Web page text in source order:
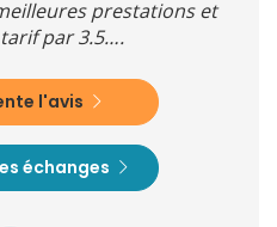
prestations et
tarif par 3.5….
l'avis
échanges